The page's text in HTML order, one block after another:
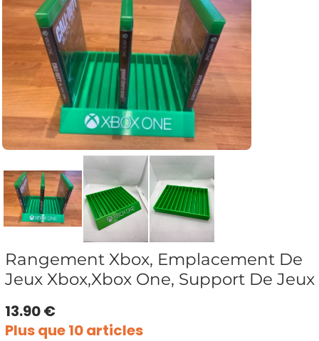
Rangement Xbox, Emplacement De
Jeux Xbox,Xbox One, Support De Jeux
13.90 €
Plus que 10 articles